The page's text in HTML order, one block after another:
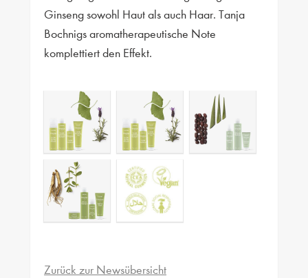
Ginseng sowohl Haut als auch Haar. Tanja
Bochnigs aromatherapeutische Note
komplettiert den Effekt.
Zurück zur Newsübersicht